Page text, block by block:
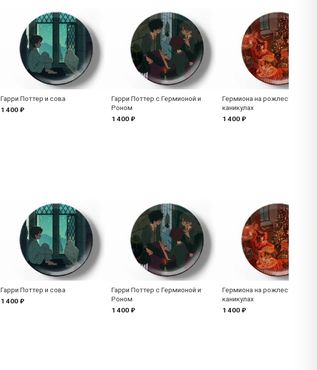
Гарри Поттер и сова
1 400 ₽
Гарри Поттер с Гермионой и
Роном
1 400 ₽
Гермиона на
каникулах
1 400 ₽
Гарри Поттер и сова
1 400 ₽
Гарри Поттер с Гермионой и
Роном
1 400 ₽
Гермиона на
каникулах
1 400 ₽